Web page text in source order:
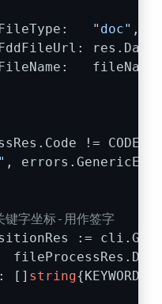
FileType:
"doc" ,
!=
,
字坐标-用作签字
:=
[]
string